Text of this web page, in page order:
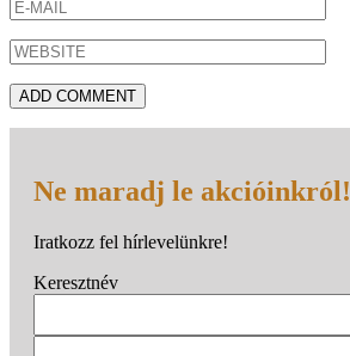
Ne maradj le akcióinkról!
Iratkozz fel hírlevelünkre!
Keresztnév